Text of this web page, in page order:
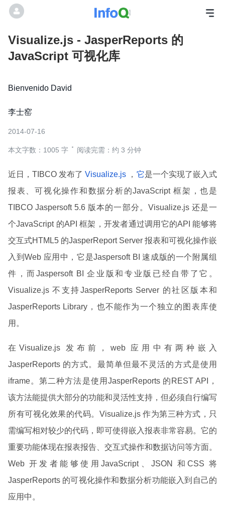
Visualize.js - JasperReports 的
JavaScript 可视化库
Bienvenido David
李士窑
2014-07-16
本文字数：1005 字 阅读完需：约 3 分钟
近日，TIBCO 发布了 Visualize.js ， 它是一个实现了嵌入式
报表、可视化操作和数据分析的JavaScript 框架，也是
TIBCO Jaspersoft 5.6 版本的一部分。Visualize.js 还是一
个JavaScript 的API 框架，开发者通过调用它的API 能够将
交互式HTML5 的JasperReport Server 报表和可视化操作嵌
入到Web 应用中，它是Jaspersoft BI 速成版的一个附属组
件，而Jaspersoft BI 企业版和专业版已经自带了它。
Visualize.js 不支持JasperReports Server 的社区版本和
JasperReports Library，也不能作为一个独立的图表库使
用。
在Visualize.js 发布前，web 应用中有两种嵌入
JasperReports 的方式。最简单但最不灵活的方式是使用
iframe。第二种方法是使用JasperReports 的REST API，
该方法能提供大部分的功能和灵活性支持，但必须自行编写
所有可视化效果的代码。Visualize.js 作为第三种方式，只
需编写相对较少的代码，即可使得嵌入报表非常容易。它的
重要功能体现在报表报告、交互式操作和数据访问等方面。
Web 开发者能够使用JavaScript、JSON 和CSS 将
JasperReports 的可视化操作和数据分析功能嵌入到自己的
应用中。